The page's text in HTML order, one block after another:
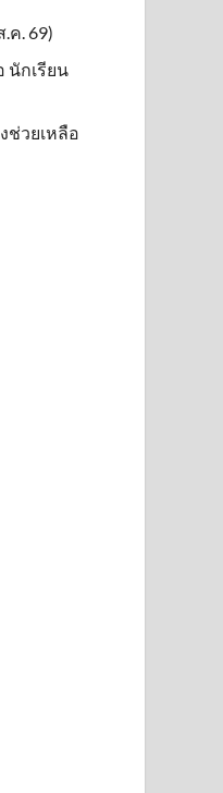
ค. 69)
นักเรียน
ช่วยเหลือ